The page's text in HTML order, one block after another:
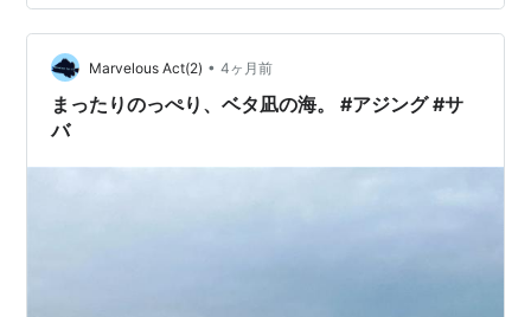
外科に通い、最近ようやく少しはマシになってきまし
た。この感じなら行けるかも？！と思ったのが５月６
日、ゴールデンウィークも最終日。ボクの状態ではブリ
とかマダイとかは掛かっても負けてしまうのでその釣り
は却下。アジングでもしましょうかねぇ。釣り場は新潟
Marvelous Act(2) • 4ヶ月前
まったりのっぺり、ベタ凪の海。 #アジング #サ
バ